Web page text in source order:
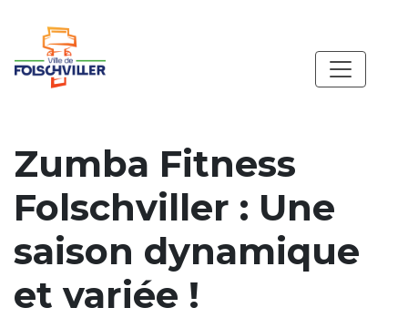
Zumba Fitness
Folschviller : Une
saison dynamique
et variée !